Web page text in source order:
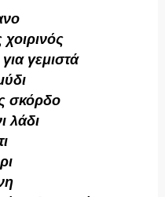
χοιρινός
για γεμιστά
σκόρδο
λάδι